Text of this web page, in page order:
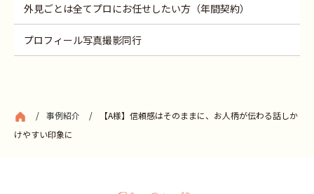
外見ごとは全てプロにお任せしたい方（年間契約）
プロフィール写真撮影同行
事例紹介
【A様】信頼感はそのままに、お人柄が伝わる話しか
けやすい印象に